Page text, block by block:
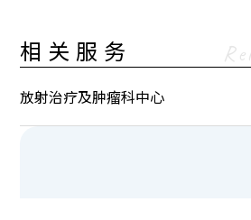
相关服务
放射治疗及肿瘤科中心